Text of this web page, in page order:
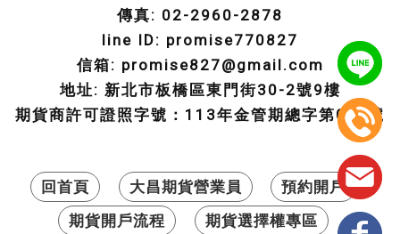
傳真: 02-2960-2878
line ID: promise770827
信箱: promise827@gmail.com
地址: 新北市板橋區東門街30-2號9樓
期貨商許可證照字號：113年金管期總字第003號
回首頁 大昌期貨營業員
預約開戶
期貨開戶流程
期貨選擇權專區